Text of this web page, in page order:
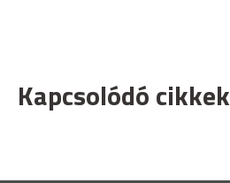
Kapcsolódó cikkek